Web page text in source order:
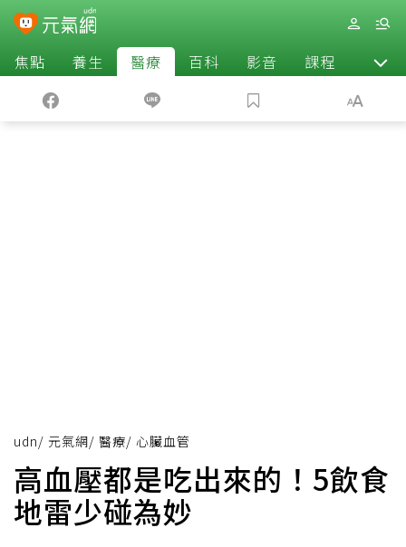
焦點 養生 醫療 百科 影音 課程 退休
udn/ 元氣網/ 醫療/ 心臟血管
高血壓都是吃出來的！5飲食
地雷少碰為妙